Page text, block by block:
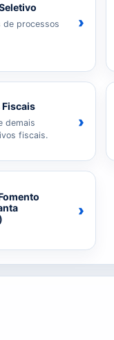
de processos
›
demais
fiscais.
›
›